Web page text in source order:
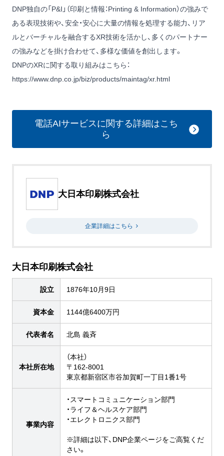
DNP独自の「P&I」（印刷と情報：Printing & Information）の強みで
ある表現技術や、安全・安心に大量の情報を処理する能力、リア
ルとバーチャルを融合するXR技術を活かし、多くのパートナー
の強みなどを掛け合わせて、多様な価値を創出します。
DNPのXRに関する取り組みはこちら：
https://www.dnp.co.jp/biz/products/maintag/xr.html
電話AIサービスに関する詳細はこち
ら
大日本印刷株式会社
企業詳細はこちら
大日本印刷株式会社
設立 1876年10月9日
資本金 1144億6400万円
代表者名 北島 義斉
本社所在地
（本社）
〒162-8001
東京都新宿区市谷加賀町一丁目1番1号
事業内容
・スマートコミュニケーション部門
・ライフ＆ヘルスケア部門
・エレクトロニクス部門
※詳細は以下、DNP企業ページをご高覧くだ
さい。